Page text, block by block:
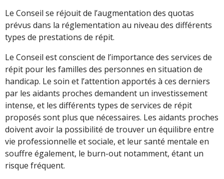
Le Conseil se réjouit de l’augmentation des quotas
prévus dans la réglementation au niveau des différents
types de prestations de répit.
Le Conseil est conscient de l’importance des services de
répit pour les familles des personnes en situation de
handicap. Le soin et l’attention apportés à ces derniers
par les aidants proches demandent un investissement
intense, et les différents types de services de répit
proposés sont plus que nécessaires. Les aidants proches
doivent avoir la possibilité de trouver un équilibre entre
vie professionnelle et sociale, et leur santé mentale en
souffre également, le burn-out notamment, étant un
risque fréquent.